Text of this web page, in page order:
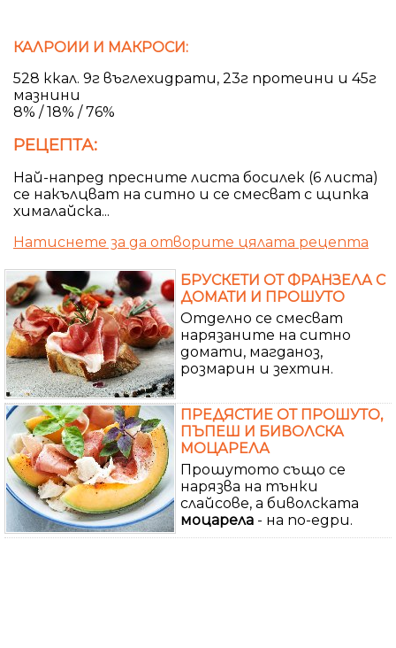
КАЛРОИИ И МАКРОСИ:
528 ккал. 9г въглехидрати, 23г протеини и 45г
мазнини
8% / 18% / 76%
РЕЦЕПТА:
Най-напред пресните листа босилек (6 листа)
се накълцват на ситно и се смесват с щипка
хималайска...
Натиснете за да отворите цялата рецепта
БРУСКЕТИ ОТ ФРАНЗЕЛА С
ДОМАТИ И ПРОШУТО
Отделно се смесват
нарязаните на ситно
домати, магданоз,
розмарин и зехтин.
ПРЕДЯСТИЕ ОТ ПРОШУТО,
ПЪПЕШ И БИВОЛСКА
МОЦАРЕЛА
Прошутото също се
нарязва на тънки
слайсове, а биволската
моцарела - на по-едри.